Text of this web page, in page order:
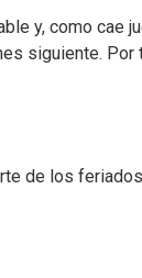
y, como cae
siguiente.
de los